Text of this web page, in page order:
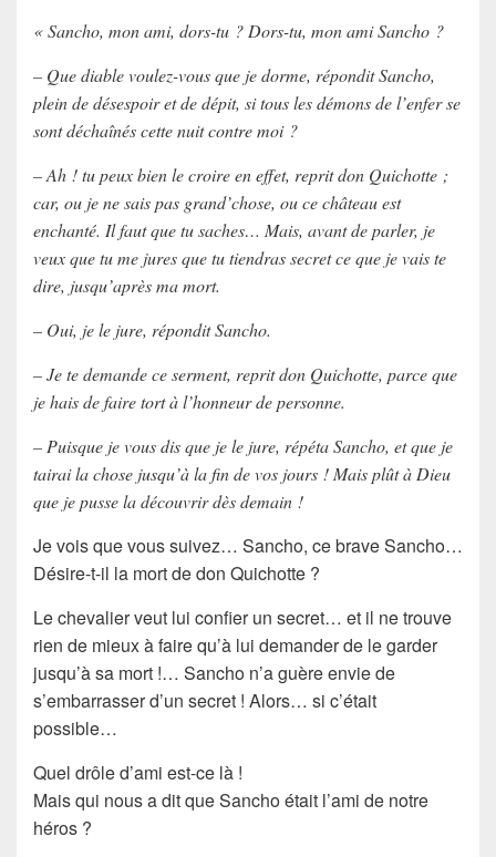
« Sancho, mon ami, dors-tu ? Dors-tu, mon ami Sancho ?
– Que diable voulez-vous que je dorme, répondit Sancho,
plein de désespoir et de dépit, si tous les démons de l’enfer se
sont déchaînés cette nuit contre moi ?
– Ah ! tu peux bien le croire en effet, reprit don Quichotte ;
car, ou je ne sais pas grand’chose, ou ce château est
enchanté. Il faut que tu saches… Mais, avant de parler, je
veux que tu me jures que tu tiendras secret ce que je vais te
dire, jusqu’après ma mort.
– Oui, je le jure, répondit Sancho.
– Je te demande ce serment, reprit don Quichotte, parce que
je hais de faire tort à l’honneur de personne.
– Puisque je vous dis que je le jure, répéta Sancho, et que je
tairai la chose jusqu’à la fin de vos jours ! Mais plût à Dieu
que je pusse la découvrir dès demain !
Je vois que vous suivez… Sancho, ce brave Sancho…
Désire-t-il la mort dedon Quichotte ?
Le chevalier veut lui confier un secret… et il ne trouve
rien de mieux à faire qu’à lui demander de le garder
jusqu’à sa mort !… Sancho n’a guère envie de
s’embarrasser d’un secret ! Alors… si c’était
possible…
Quel drôle d’ami est-ce là !
Mais qui nous a dit queSanchoétait l’ami de notre
héros ?